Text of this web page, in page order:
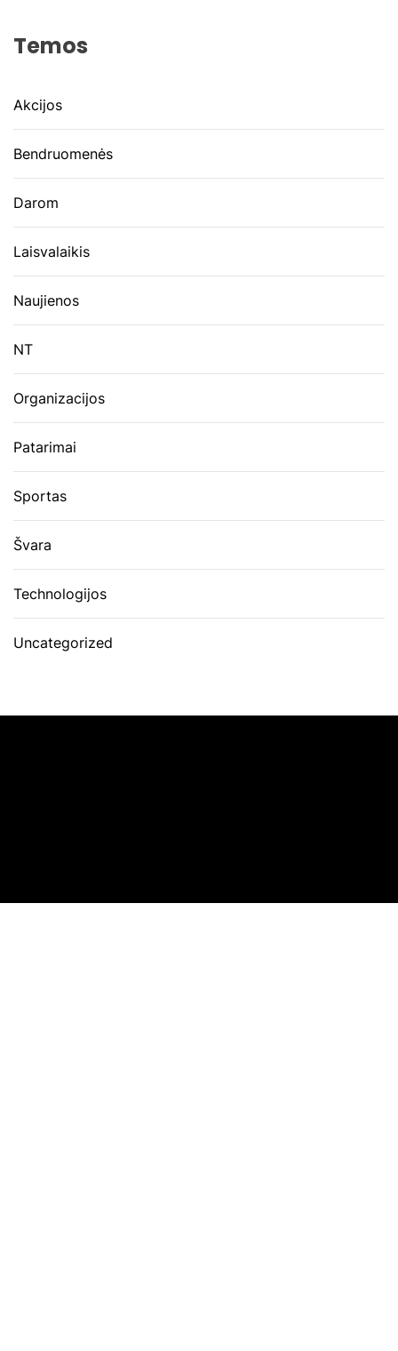
Temos
Akcijos
Bendruomenės
Darom
Laisvalaikis
Naujienos
NT
Organizacijos
Patarimai
Sportas
Švara
Technologijos
Uncategorized